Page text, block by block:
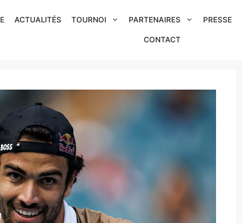
ACTUALITÉS TOURNOI PARTENAIRES PRESSE
CONTACT